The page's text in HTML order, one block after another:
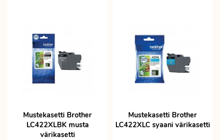
Mustekasetti Brother
LC422XLBK musta
värikasetti
Mustekasetti Brother
LC422XLC syaani värikasetti